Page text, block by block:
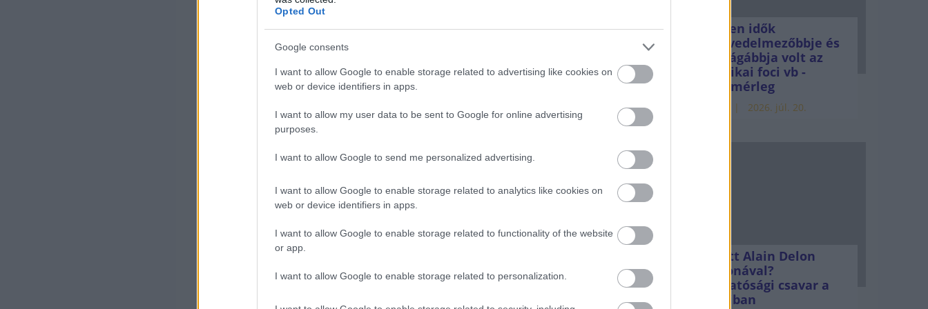
Opted Out
Google consents
I want to allow Google to enable storage related to advertising like cookies on
web or device identifiers in apps.
I want to allow my user data to be sent to Google for online advertising
purposes.
I want to allow Google to send me personalized advertising.
I want to allow Google to enable storage related to analytics like cookies on
web or device identifiers in apps.
I want to allow Google to enable storage related to functionality of the website
or app.
I want to allow Google to enable storage related to personalization.
A Budapesti Értéktőzsde 2018 májusában kötött stratégiai
megállapodást a Sanghaji Értéktőzsdével, amelynek legfőbb célja a
befektetési termékek közös fejlesztése, illetve a tőkepiaccal, a tőzsdei
működéssel és a szabályozással kapcsolatos információcsere.
Júniusban a kínai-magyar tőkepiaci együttműködés jegyében rendezték
magyar gazdasági együttműködés szorosabbra fűzése volt.
szereplők között megkötött eddigi
Minden idők
legjövedelmezőbbje és
legdrágábbja volt az
amerikai foci vb -
gyorsmérleg
2026. júl. 20.
Mi lett Alain Delon
vagyonával?
Adóhatósági csavar a
sztoriban